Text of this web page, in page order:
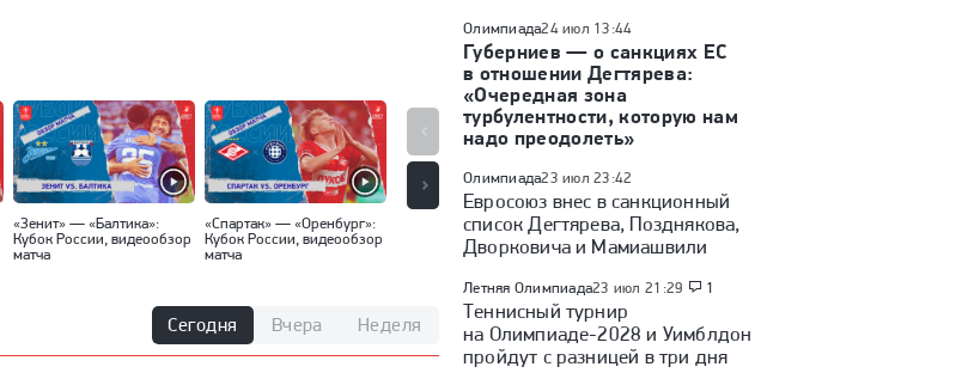
«Зенит» — «Балтика»:
Кубок России, видеообзор
матча
«Спартак» — «Оренбург»:
Кубок России, видеообзор
матча
«Факел» — «Динамо»
(Москва): Кубок России,
видеообзор матча
Куда перейдет Кузнецов /
Глотов в СКА / трансферы
КХЛ
Сегодня Вчера Неделя
Олимпиада24 июл 13:44
Губерниев — о санкциях ЕС
в отношении Дегтярева:
«Очередная зона
турбулентности, которую нам
надо преодолеть»
Олимпиада23 июл 23:42
Евросоюз внес в санкционный
список Дегтярева, Позднякова,
Дворковича и Мамиашвили
Летняя Олимпиада23 июл 21:29 1
Теннисный турнир
на Олимпиаде-2028 и Уимблдон
пройдут с разницей в три дня